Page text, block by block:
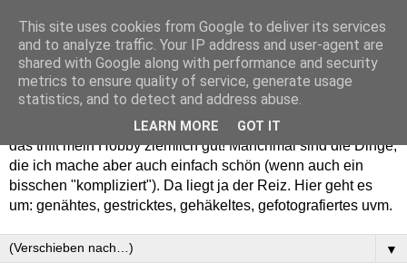
Willkommen in meinem "Wohnzimmer". Einfach und schön -
das trifft mein Hobby ziemlich gut! Manchmal sind die Dinge,
die ich mache aber auch einfach schön (wenn auch ein
bisschen "kompliziert"). Da liegt ja der Reiz. Hier geht es
um: genähtes, gestricktes, gehäkeltes, gefotografiertes uvm.
▼
This site uses cookies from Google to deliver its services
and to analyze traffic. Your IP address and user-agent are
shared with Google along with performance and security
metrics to ensure quality of service, generate usage
statistics, and to detect and address abuse.
LEARN MORE GOT IT